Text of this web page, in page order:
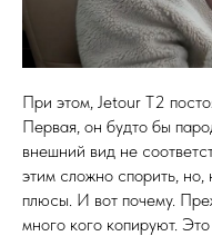
При этом, Jetour T2
Первая, он будто бы
внешний вид не
этим сложно спорить,
плюсы. И вот почему.
много кого копируют.